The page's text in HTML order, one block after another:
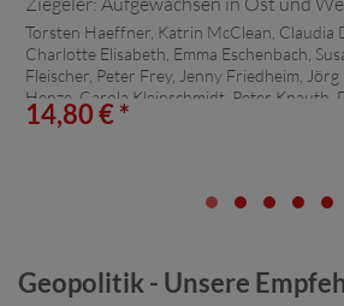
Torsten Haeffner, Katrin McClean, Claudia
Charlotte Elisabeth, Emma Eschenbach,
Fleischer, Peter Frey, Jenny Friedheim,
Henze, Carola Kleinschmidt, Peter Knauth,
Lenz, Rainer Lewandowski, Guido Liedtke,
Wedekind, Frank Wegner, Reinald
14,80 € *
Geopolitik - Unsere